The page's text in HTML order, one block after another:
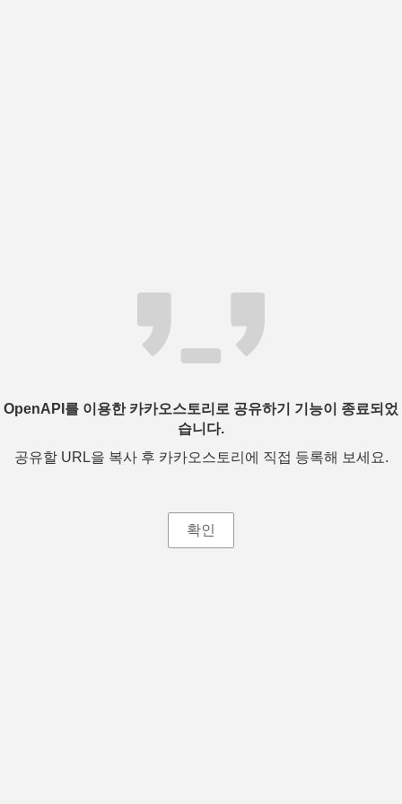
OpenAPI를 이용한 카카오스토리로 공유하기 기능이 종료되었
습니다.
공유할 URL을 복사 후 카카오스토리에 직접 등록해 보세요.
확인